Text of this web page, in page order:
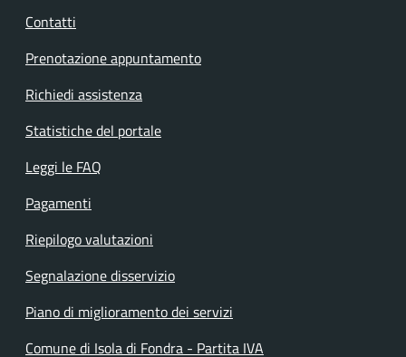
Contatti
Prenotazione appuntamento
Richiedi assistenza
Statistiche del portale
Leggi le FAQ
Pagamenti
Riepilogo valutazioni
Segnalazione disservizio
Piano di miglioramento dei servizi
Comune di Isola di Fondra - Partita IVA